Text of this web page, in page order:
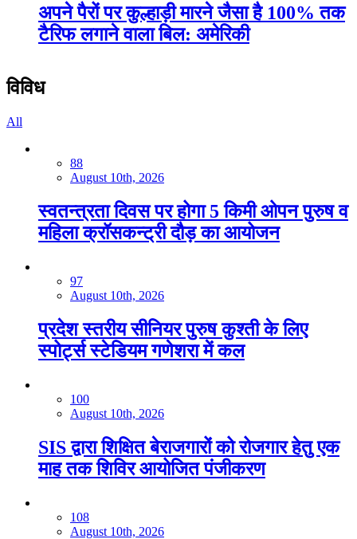
अपने पैरों पर कुल्हाड़ी मारने जैसा है 100% तक
टैरिफ लगाने वाला बिल: अमेरिकी
विविध
All
88
August 10th, 2026
स्वतन्त्रता दिवस पर होगा 5 किमी ओपन पुरुष व
महिला क्रॉसकन्ट्री दौड़ का आयोजन
97
August 10th, 2026
प्रदेश स्तरीय सीनियर पुरुष कुश्ती के ल‍िए
स्पोर्ट्स स्टेडियम गणेशरा में कल
100
August 10th, 2026
SIS द्वारा शिक्षित बेराजगारों को रोजगार हेतु एक
माह तक शिविर आयोजि‍त पंजीकरण
108
August 10th, 2026